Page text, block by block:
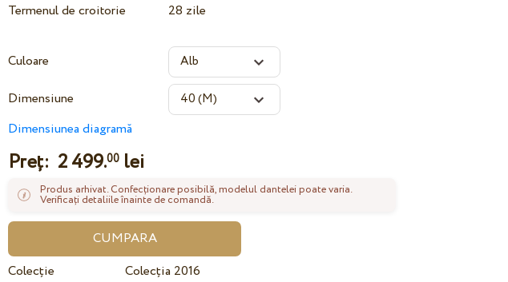
Termenul de croitorie
28 zile
Culoare
Dimensiune
Dimensiunea diagramă
Preț: 2 499.00 lei
Produs arhivat. Confecționare posibilă, modelul dantelei poate varia.
Verificați detaliile înainte de comandă.
Colecție
Colecția 2016